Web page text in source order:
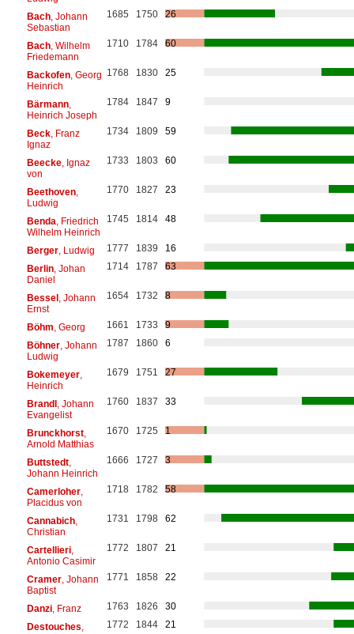
Bach, Johann
Sebastian
1685 1750 26
Bach, Wilhelm
Friedemann
1710 1784 60
Backofen, Georg
Heinrich
1768 1830 25
Bärmann,
Heinrich Joseph
1784 1847 9
Beck, Franz
Ignaz
1734 1809 59
Beecke, Ignaz
von
1733 1803 60
Beethoven,
Ludwig
1770 1827 23
Benda , Friedrich
Wilhelm Heinrich
1745 1814 48
Berger, Ludwig 1777 1839
16
Berlin, Johan
Daniel
1714 1787 63
Bessel, Johann
Ernst
1654 1732 8
Böhm , Georg 1661 1733
9
Böhner, Johann
Ludwig
1787 1860 6
Bokemeyer,
Heinrich
1679 1751 27
Brandl, Johann
Evangelist
1760 1837 33
Brunckhorst,
Arnold Matthias
1670 1725 1
Buttstedt,
Johann Heinrich
1666 1727 3
Camerloher,
Placidus von
1718 1782 58
Cannabich,
Christian
1731 1798 62
Cartellieri,
Antonio Casimir
1772 1807 21
Cramer, Johann
Baptist
1771 1858 22
Danzi, Franz 1763 1826
30
Destouches
1772 1844 21